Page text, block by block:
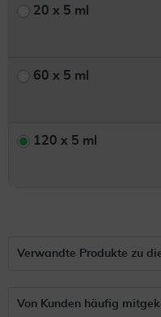
20 x 5 ml
60 x 5 ml
120 x 5 ml
Verwandte Produkte zu
Von Kunden häufig